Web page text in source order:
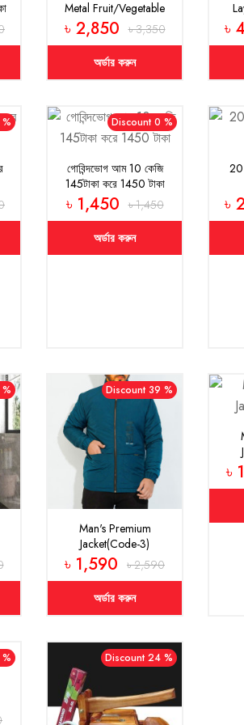
Metal Fruit/Vegetable
Rack (Black)
৳ 2,850 ৳ 3,350
অর্ডার করুন
৳
Discount 0 %
গোবিন্দভোগ আম 10 কেজি
145টাকা করে 1450 টাকা
৳ 1,450 ৳ 1,450
অর্ডার করুন
20
৳
Discount 39 %
Man's Premium
Jacket(Code-3)
৳ 1,590 ৳ 2,590
অর্ডার করুন
৳
Discount 24 %